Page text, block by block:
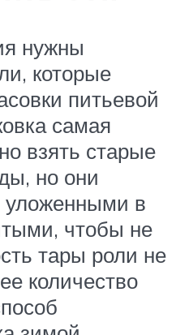
нужны
которые
питьевой
самая
взять старые
но они
уложенными в
чтобы не
тары роли не
количество